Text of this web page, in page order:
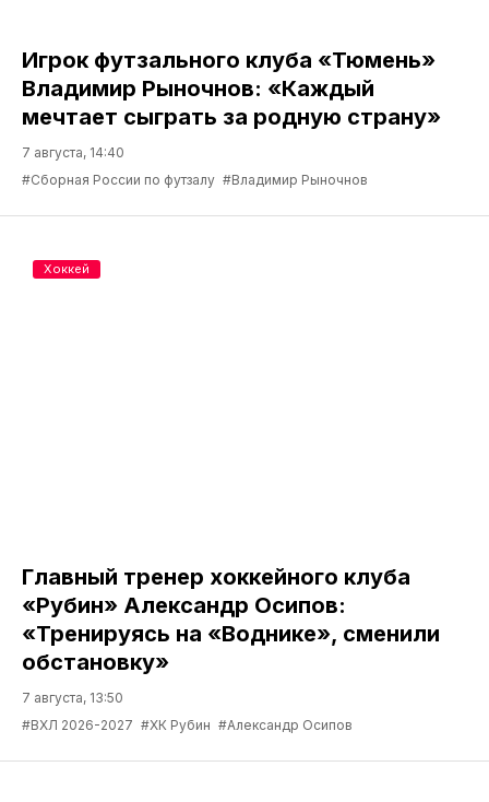
Игрок футзального клуба «Тюмень»
Владимир Рыночнов: «Каждый
мечтает сыграть за родную страну»
7 августа, 14:40
#Сборная России по футзалу #Владимир Рыночнов
Главный тренер хоккейного клуба
«Рубин» Александр Осипов:
«Тренируясь на «Воднике», сменили
обстановку»
7 августа, 13:50
#ВХЛ 2026-2027 #ХК Рубин #Александр Осипов
Хоккей